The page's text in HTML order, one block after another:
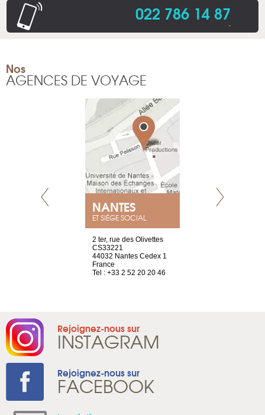
022 786 14 87.
Nos
AGENCES DE VOYAGE
NANTES
ET SIÈGE SOCIAL
2 ter, rue des Olivettes
CS33221
44032 Nantes Cedex 1
France
Tel : +33 2 52 20 20 46
Rejoignez-nous sur
INSTAGRAM
Rejoignez-nous sur
FACEBOOK